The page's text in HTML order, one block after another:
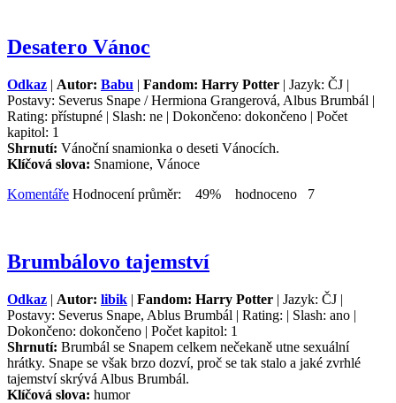
Desatero Vánoc
Odkaz | Autor: Babu | Fandom: Harry Potter | Jazyk: ČJ |
Postavy: Severus Snape / Hermiona Grangerová, Albus Brumbál |
Rating: přístupné | Slash: ne | Dokončeno: dokončeno | Počet
kapitol: 1
Shrnutí: Vánoční snamionka o deseti Vánocích.
Klíčová slova: Snamione, Vánoce
Komentáře Hodnocení průměr: 49% hodnoceno 7
Brumbálovo tajemství
Odkaz | Autor: libik | Fandom: Harry Potter | Jazyk: ČJ |
Postavy: Severus Snape, Ablus Brumbál | Rating: | Slash: ano |
Dokončeno: dokončeno | Počet kapitol: 1
Shrnutí: Brumbál se Snapem celkem nečekaně utne sexuální
hrátky. Snape se však brzo dozví, proč se tak stalo a jaké zvrhlé
tajemství skrývá Albus Brumbál.
Klíčová slova: humor